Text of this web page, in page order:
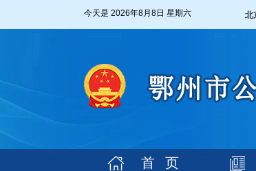
今天是 2026年8月8日 星期六
首 页